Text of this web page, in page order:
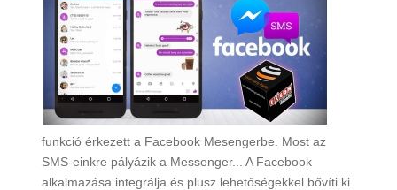
funkció érkezett a Facebook Mesengerbe. Most az
SMS-einkre pályázik a Messenger... A Facebook
alkalmazása integrálja és plusz lehetőségekkel bővíti ki